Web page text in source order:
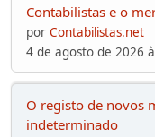
Contabilistas e o
por Contabilistas.net
4 de agosto de 2026
O registo de novos
indeterminado